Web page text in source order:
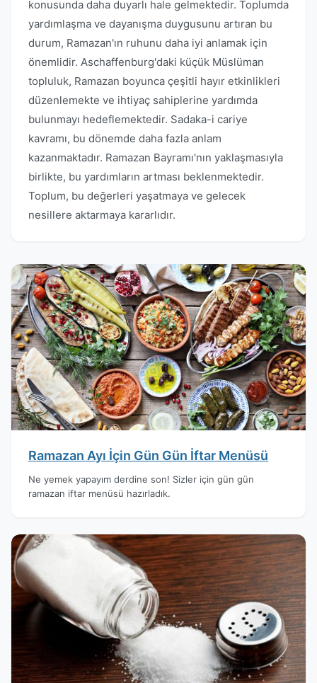
konusunda daha duyarlı hale gelmektedir. Toplumda
yardımlaşma ve dayanışma duygusunu artıran bu
durum, Ramazan'ın ruhunu daha iyi anlamak için
önemlidir. Aschaffenburg'daki küçük Müslüman
topluluk, Ramazan boyunca çeşitli hayır etkinlikleri
düzenlemekte ve ihtiyaç sahiplerine yardımda
bulunmayı hedeflemektedir. Sadaka-i cariye
kavramı, bu dönemde daha fazla anlam
kazanmaktadır. Ramazan Bayramı'nın yaklaşmasıyla
birlikte, bu yardımların artması beklenmektedir.
Toplum, bu değerleri yaşatmaya ve gelecek
nesillere aktarmaya kararlıdır.
Ramazan Ayı İçin Gün Gün İftar Menüsü
Ne yemek yapayım derdine son! Sizler için gün gün
ramazan iftar menüsü hazırladık.